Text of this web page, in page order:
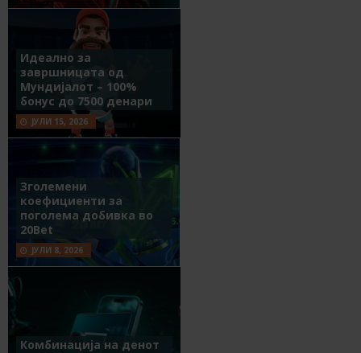
Идеално за
завршницата од
Мундијалот – 100%
бонус до 7500 денари
ЈУЛИ 15, 2026
Зголемени
коефициенти за
поголема добивка во
20Bet
ЈУЛИ 8, 2026
Комбинација на денот